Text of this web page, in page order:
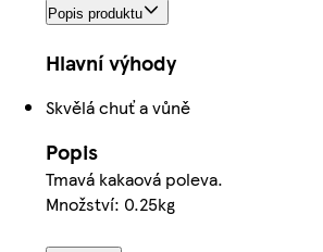
Popis produktu
Hlavní výhody
Skvělá chuť a vůně
Popis
Tmavá kakaová poleva.
Množství: 0.25kg